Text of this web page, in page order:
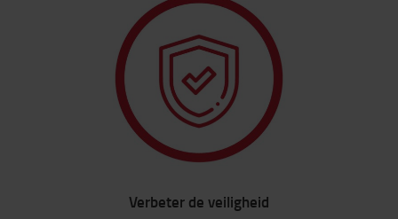
Verbeter de veiligheid